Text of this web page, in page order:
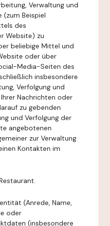
Verwaltung und
(zum Beispiel
des
Website) zu
beliebige Mittel und
oder über
Media-Seiten des
insbesondere
Verfolgung und
Nachrichten oder
zu gebenden
und Verfolgung der
angebotenen
zur Verwaltung
Kontakten im
(Anrede, Name,
oder
(insbesondere